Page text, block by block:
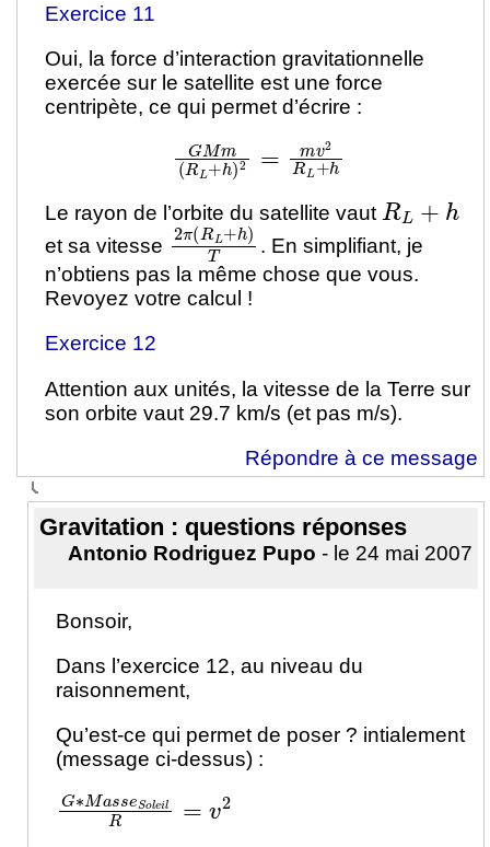
Exercice 11
Oui, la force d’interaction gravitationnelle
exercée sur le satellite est une force
centripète, ce qui permet d’écrire :
GMm( h)2=
Le rayon de l’orbite du satellite vaut
R
et sa vitesse
2π(RL+ )T
. En simplifiant, je
n’obtiens pas la même chose que vous.
Revoyez votre calcul !
Exercice 12
Attention aux unités, la vitesse de la Terre sur
son orbite vaut 29.7 km/s (et pas m/s).
Répondre à ce message
Gravitation : questions réponses
Antonio Rodriguez Pupo - le 24 mai 2007
Bonsoir,
Dans l’exercice 12, au niveau du
raisonnement,
Qu’est-ce qui permet de poser ? intialement
(message ci-dessus) :
G∗Masse il